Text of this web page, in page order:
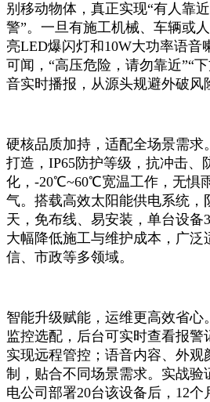
别移动物体，真正实现“有人靠
警”。一旦有施工机械、车辆或
亮LED爆闪灯和10W大功率语音
可闻，“高压危险，请勿靠近”“
音实时播报，从源头规避外破风
硬核品质加持，适配全场景需求
打造，IP65防护等级，抗冲击、
化，-20℃~60℃宽温工作，无惧
气。搭载高效太阳能供电系统，
天，免布线、易安装，单台设备
大幅降低施工与维护成本，广泛
信、市政等多领域。
智能升级赋能，运维更高效省心
监控选配，后台可实时查看报警
实现远程管控；语音内容、外观
制，贴合不同场景需求。实战验
电公司部署20台该设备后，12个